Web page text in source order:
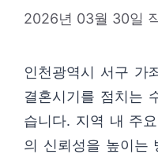
2026년 03월 30일
인천광역시 서구 가
결혼시기를 점치는
습니다. 지역 내 주
의 신뢰성을 높이는